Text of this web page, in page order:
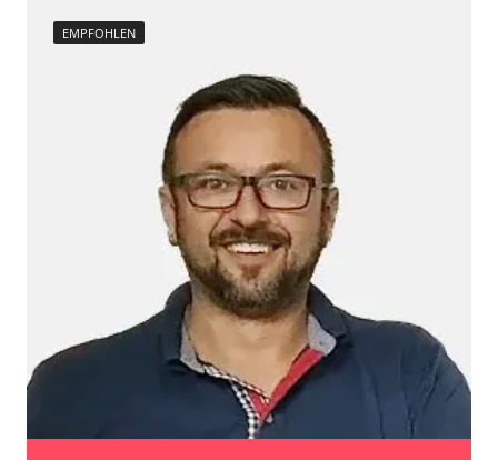
EMPFOHLEN